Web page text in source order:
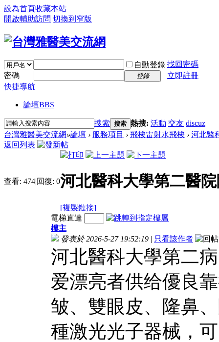
設為首頁收藏本站
開啟輔助訪問 切換到窄版
自動登錄 找回密碼
密碼
登錄
立即註冊
快捷導航
論壇BBS
搜索 搜索 熱搜: 活動 交友 discuz
台灣雅醫美交流網»論壇 › 服務項目 › 飛梭雷射水飛梭 › 河北醫
返回列表
查看: 474|回復: 0河北醫科大學第二醫
[複製鏈接]
電梯直達
樓主
發表於 2026-5-27 19:52:19 | 只看該作者
河北醫科大學第二
爱漂亮者供给優良
皱、雙眼皮、隆鼻
種激光光子器械，